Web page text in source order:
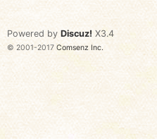
Powered by Discuz! X3.4
© 2001-2017 Comsenz Inc.